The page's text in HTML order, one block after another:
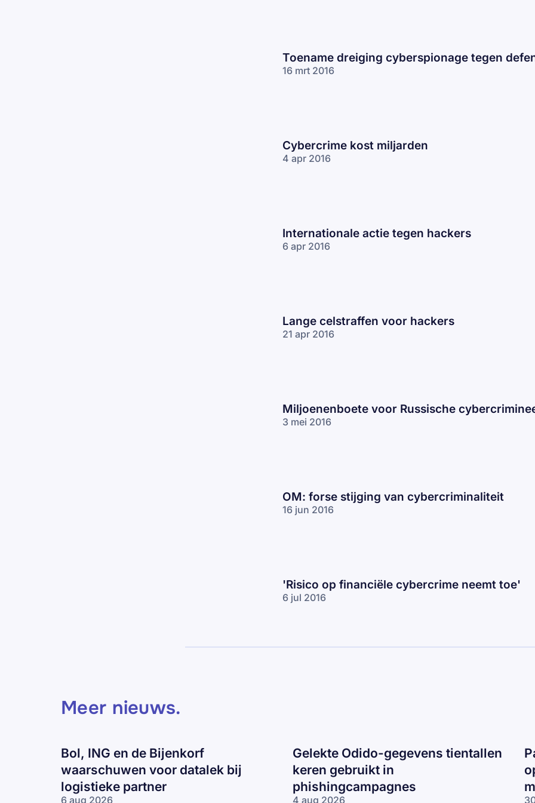
Toename dreiging cyberspionage tegen
16 mrt 2016
Cybercrime kost miljarden
4 apr 2016
Internationale actie tegen hackers
6 apr 2016
Lange celstraffen voor hackers
21 apr 2016
Miljoenenboete voor Russische
3 mei 2016
OM: forse stijging van cybercriminaliteit
16 jun 2016
'Risico op financiële cybercrime neemt toe'
6 jul 2016
Meer nieuws.
Bol, ING en de Bijenkorf
waarschuwen voor datalek bij
logistieke partner
6 aug 2026
Gelekte Odido-gegevens tientallen
keren gebruikt in
phishingcampagnes
4 aug 2026